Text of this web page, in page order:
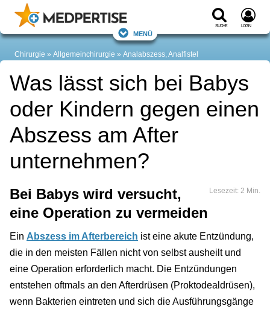
Suche Login
Menü
Chirurgie Allgemeinchirurgie Analabszess, Analfistel
Was lässt sich bei Babys
oder Kindern gegen einen
Abszess am After
unternehmen?
Lesezeit: 2 Min.
Bei Babys wird versucht,
eine Operation zu vermeiden
Ein Abszess im Afterbereich ist eine akute Entzündung,
die in den meisten Fällen nicht von selbst ausheilt und
eine Operation erforderlich macht. Die Entzündungen
entstehen oftmals an den Afterdrüsen (Proktodealdrüsen),
wenn Bakterien eintreten und sich die Ausführungsgänge